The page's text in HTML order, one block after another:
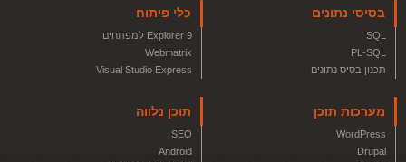
בסיסי נתונים
SQL
PL-SQL
תכנון בסיס נתונים
כלי פיתוח
Explorer 9 למפתחים
Webmatrix
Visual Studio Express
מערכות תוכן
WordPress
Drupal
תוכן נלווה
SEO
Android